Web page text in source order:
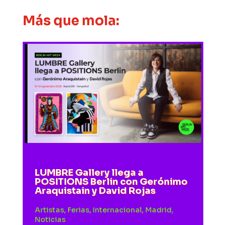
Más que mola:
LUMBRE Gallery llega a
POSITIONS Berlin con Gerónimo
Araquistain y David Rojas
Artistas, Ferias, Internacional, Madrid,
Noticias